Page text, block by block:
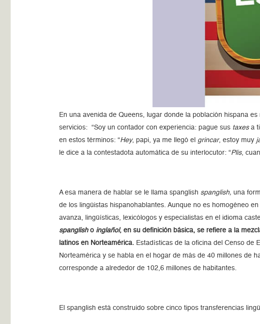
En una avenida de Queens, lugar donde la población hispana
servicios: “Soy un contador con experiencia: pague sus taxesa
en estos términos: “Hey, papi, ya me llegó el grincar, estoy muy
le dice a la contestadota automática de su interlocutor: “Plis,
A esa manera de hablar se le llama spanglish spanglish,una
de los lingüistas hispanohablantes. Aunque no es homogéneo
avanza, lingüísticas, lexicólogos y especialistas en el idioma
spanglisho inglañol, en su definición básica, se refiere a la
latinos en Norteamérica. Estadísticas de la oficina del Censo de
Norteamérica y se habla en el hogar de más de 40 millones de
corresponde a alrededor de 102,6 millones de habitantes.
El spanglish está construido sobre cinco tipos transferencias